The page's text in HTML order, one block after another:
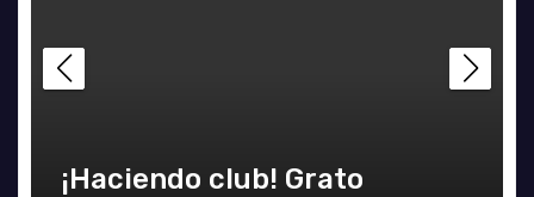
¡Haciendo club! Grato